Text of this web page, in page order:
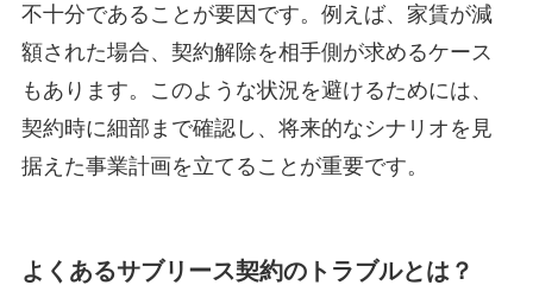
不十分であることが要因です。例えば、家賃が減
額された場合、契約解除を相手側が求めるケース
もあります。このような状況を避けるためには、
契約時に細部まで確認し、将来的なシナリオを見
据えた事業計画を立てることが重要です。
よくあるサブリース契約のトラブルとは？